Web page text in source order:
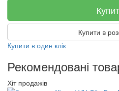
Купити в
Купити в один клік
Рекомендовані
Хіт продажів